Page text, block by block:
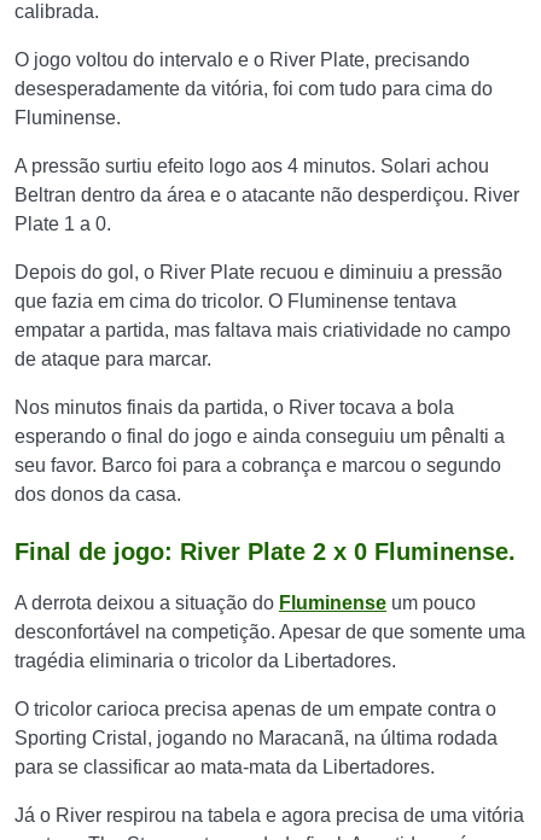
calibrada.
O jogo voltou do intervalo e o River Plate, precisando
desesperadamente da vitória, foi com tudo para cima do
Fluminense.
A pressão surtiu efeito logo aos 4 minutos. Solari achou
Beltran dentro da área e o atacante não desperdiçou. River
Plate 1 a 0.
Depois do gol, o River Plate recuou e diminuiu a pressão
que fazia em cima do tricolor. O Fluminense tentava
empatar a partida, mas faltava mais criatividade no campo
de ataque para marcar.
Nos minutos finais da partida, o River tocava a bola
esperando o final do jogo e ainda conseguiu um pênalti a
seu favor. Barco foi para a cobrança e marcou o segundo
dos donos da casa.
Final de jogo: River Plate 2 x 0 Fluminense.
A derrota deixou a situação do Fluminense um pouco
desconfortável na competição. Apesar de que somente uma
tragédia eliminaria o tricolor da Libertadores.
O tricolor carioca precisa apenas de um empate contra o
Sporting Cristal, jogando no Maracanã, na última rodada
para se classificar ao mata-mata da Libertadores.
Já o River respirou na tabela e agora precisa de uma vitória